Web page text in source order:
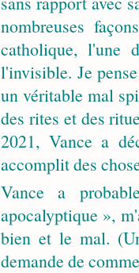
nombreuses
catholique, l'une
l'invisible. Je
un véritable mal
des rites et des
2021, Vance a
accomplit des
Vance a
apocalyptique »,
bien et le mal.
demande de